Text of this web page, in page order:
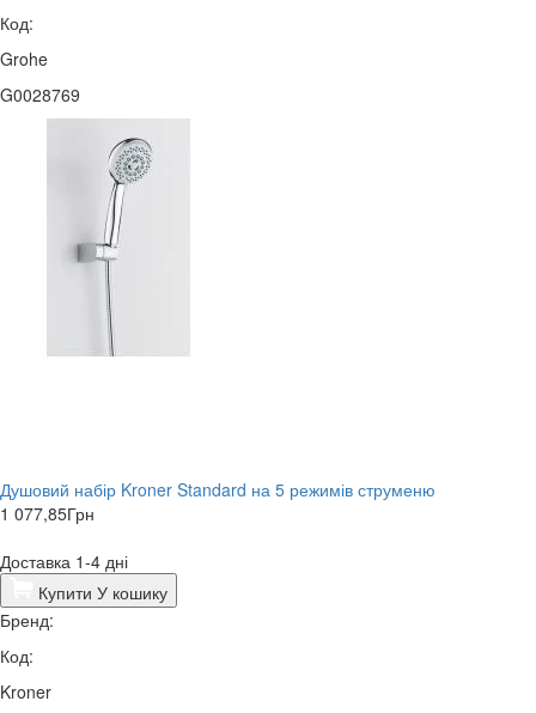
Код:
Grohe
G0028769
Душовий набір Kroner Standard на 5 режимів струменю
1 077,85Грн
Доставка 1-4 дні
Купити У кошику
Бренд:
Код:
Kroner